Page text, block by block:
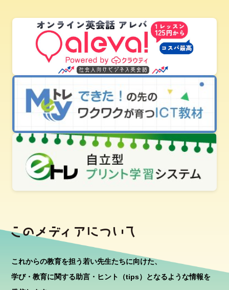
これからの教育を担う若い先生たちに向けた、
学び・教育に関する助言・ヒント（tips）となるような情報を